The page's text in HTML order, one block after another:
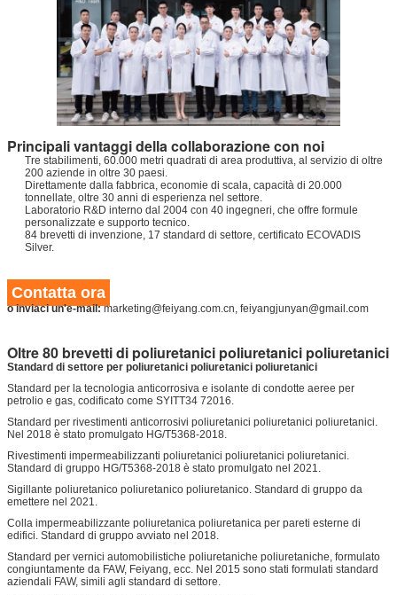
Principali vantaggi della collaborazione con noi
Tre stabilimenti, 60.000 metri quadrati di area produttiva, al servizio di oltre
200 aziende in oltre 30 paesi.
Direttamente dalla fabbrica, economie di scala, capacità di 20.000
tonnellate, oltre 30 anni di esperienza nel settore.
Laboratorio R&D interno dal 2004 con 40 ingegneri, che offre formule
personalizzate e supporto tecnico.
84 brevetti di invenzione, 17 standard di settore, certificato ECOVADIS
Silver.
Contatta ora
o inviaci un'e-mail:marketing@feiyang.com.cn, feiyangjunyan@gmail.com
Oltre 80 brevetti di poliuretanici poliuretanici poliuretanici
Standard di settore per poliuretanici poliuretanici poliuretanici
Standard per la tecnologia anticorrosiva e isolante di condotte aeree per
petrolio e gas, codificato come SYITT34 72016.
Standard per rivestimenti anticorrosivi poliuretanici poliuretanici poliuretanici.
Nel 2018 è stato promulgato HG/T5368-2018.
Rivestimenti impermeabilizzanti poliuretanici poliuretanici poliuretanici.
Standard di gruppo HG/T5368-2018 è stato promulgato nel 2021.
Sigillante poliuretanico poliuretanico poliuretanico. Standard di gruppo da
emettere nel 2021.
Colla impermeabilizzante poliuretanica poliuretanica per pareti esterne di
edifici. Standard di gruppo avviato nel 2018.
Standard per vernici automobilistiche poliuretaniche poliuretaniche, formulato
congiuntamente da FAW, Feiyang, ecc. Nel 2015 sono stati formulati standard
aziendali FAW, simili agli standard di settore.